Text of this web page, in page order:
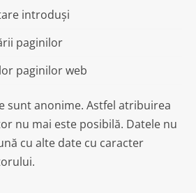
introduși
paginilor
paginilor web
sunt anonime. Astfel atribuirea
nu mai este posibilă. Datele nu
cu alte date cu caracter